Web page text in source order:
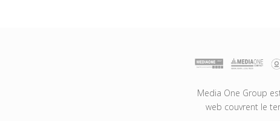
Media One Group
web couvrent le